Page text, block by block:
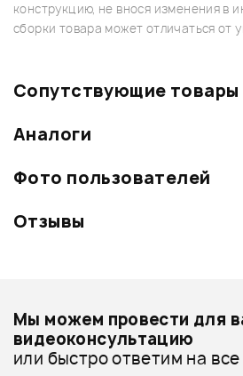
конструкцию, не внося изменения в
сборки товара может отличаться от
Сопутствующие товары
ХИТ
Аналоги
Фото пользователей
Загрузите свои фотографии
Отзывы
Вертушки для струн - дешевле
Вертушки для струн - дороже
Мы можем провести для
видеоконсультацию
или быстро ответим на